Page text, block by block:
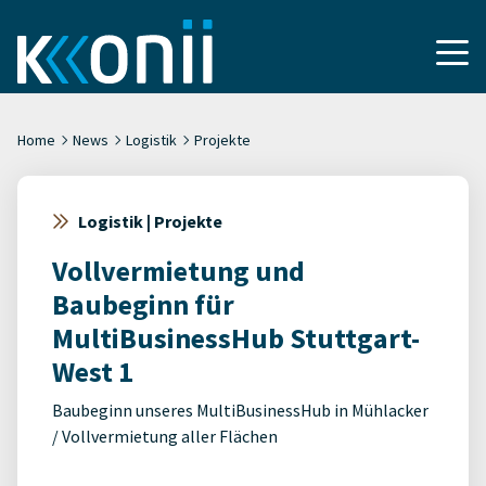
Home News Logistik Projekte
Logistik | Projekte
Vollvermietung und
Baubeginn für
MultiBusinessHub Stuttgart-
West 1
Baubeginn unseres MultiBusinessHub in Mühlacker
/ Vollvermietung aller Flächen